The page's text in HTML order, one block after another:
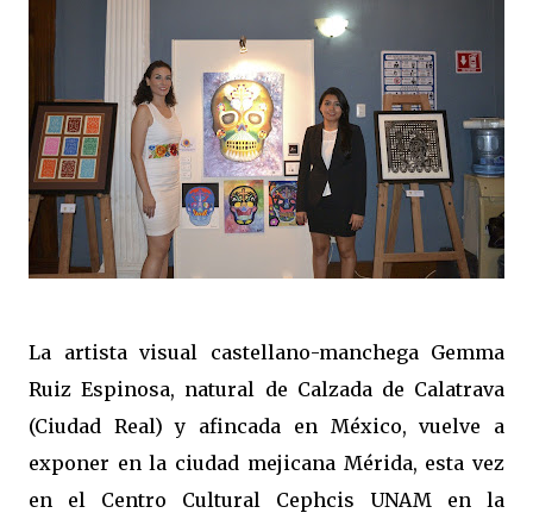
La artista visual castellano-manchega Gemma
Ruiz Espinosa, natural de Calzada de Calatrava
(Ciudad Real) y afincada en México, vuelve a
exponer en la ciudad mejicana Mérida, esta vez
en el Centro Cultural Cephcis UNAM en la